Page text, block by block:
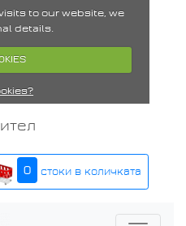
to our website, we
details.
0 стоки в количката